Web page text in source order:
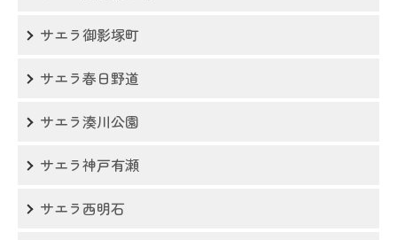
サエラ御影塚町
サエラ春日野道
サエラ湊川公園
サエラ神戸有瀬
サエラ西明石